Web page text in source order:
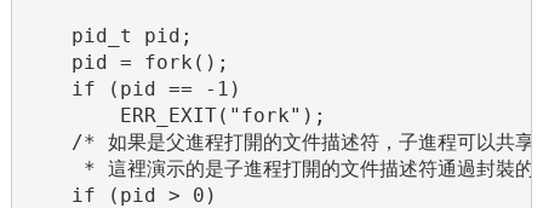
    pid_t pid;
    pid = fork();
    if (pid == -1)
        ERR_EXIT("fork");
    /* 如果是父進程打開的文件描述符，子進程可以共享
* 這裡演示的是子進程打開的文件描述符通過封裝
    if (pid > 0)